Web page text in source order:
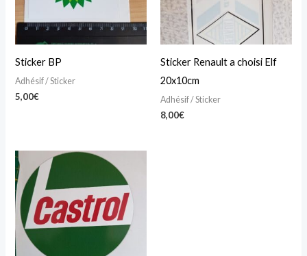
Sticker BP
Adhésif / Sticker
5,00€
Sticker Renault a choisi Elf
20x10cm
Adhésif / Sticker
8,00€